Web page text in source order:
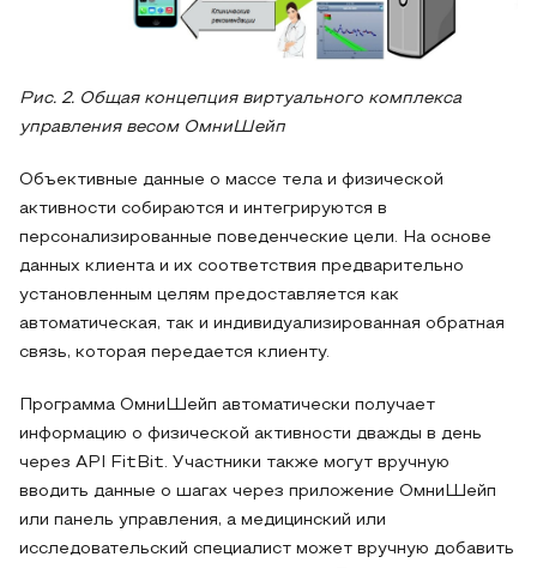
Рис. 2. Общая концепция виртуального комплекса
управления весом ОмниШейп
Объективные данные о массе тела и физической
активности собираются и интегрируются в
персонализированные поведенческие цели. На основе
данных клиента и их соответствия предварительно
установленным целям предоставляется как
автоматическая, так и индивидуализированная обратная
связь, которая передается клиенту.
Программа ОмниШейп автоматически получает
информацию о физической активности дважды в день
через API FitBit. Участники также могут вручную
вводить данные о шагах через приложение ОмниШейп
или панель управления, а медицинский или
исследовательский специалист может вручную добавить